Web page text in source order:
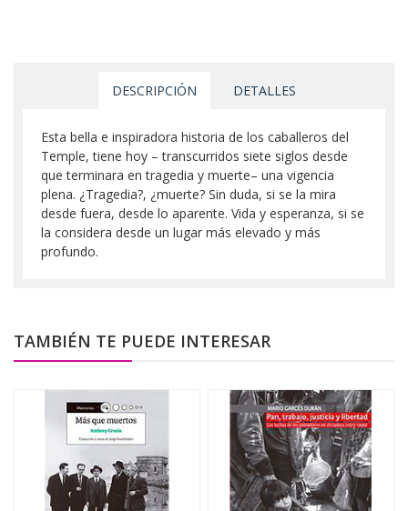
DESCRIPCIÓN DETALLES
Esta bella e inspiradora historia de los caballeros del
Temple, tiene hoy – transcurridos siete siglos desde
que terminara en tragedia y muerte– una vigencia
plena. ¿Tragedia?, ¿muerte? Sin duda, si se la mira
desde fuera, desde lo aparente. Vida y esperanza, si se
la considera desde un lugar más elevado y más
profundo.
TAMBIÉN TE PUEDE INTERESAR